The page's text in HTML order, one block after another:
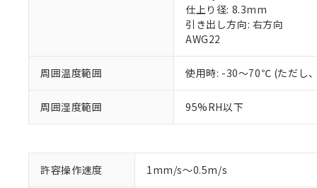
仕上り径: 8.3mm
引き出し方向: 右方向
AWG22
周囲温度範囲 使用時: -30～70℃ (ただし、
周囲湿度範囲 95%RH以下
許容操作速度 1mm/s～0.5m/s